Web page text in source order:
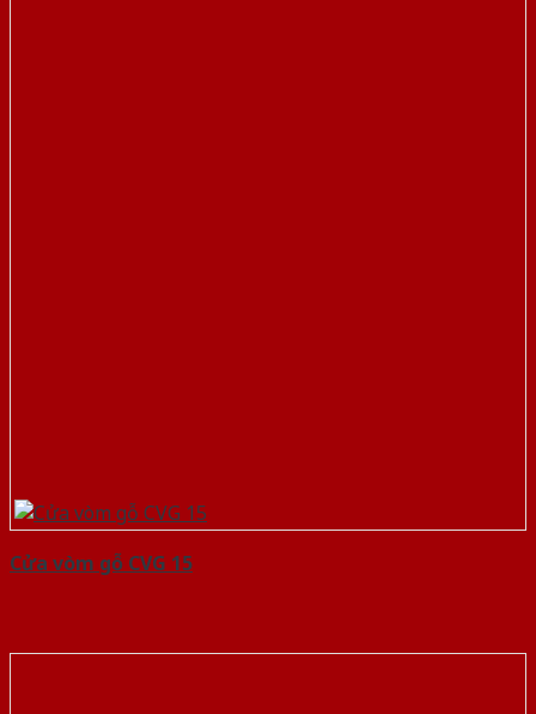
Cửa vòm gỗ CVG 15